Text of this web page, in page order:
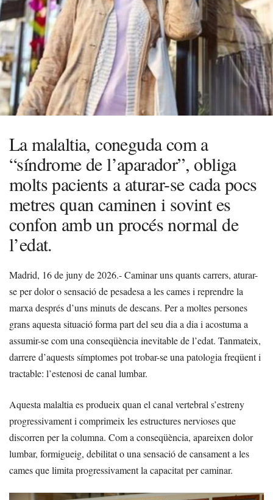
La malaltia, coneguda com a
“síndrome de l’aparador”, obliga
molts pacients a aturar-se cada pocs
metres quan caminen i sovint es
confon amb un procés normal de
l’edat.
Madrid, 16 de juny de 2026.- Caminar uns quants carrers, aturar-
se per dolor o sensació de pesadesa a les cames i reprendre la
marxa després d’uns minuts de descans. Per a moltes persones
grans aquesta situació forma part del seu dia a dia i acostuma a
assumir-se com una conseqüència inevitable de l’edat. Tanmateix,
darrere d’aquests símptomes pot trobar-se una patologia freqüent i
tractable: l’estenosi de canal lumbar.
Aquesta malaltia es produeix quan el canal vertebral s’estreny
progressivament i comprimeix les estructures nervioses que
discorren per la columna. Com a conseqüència, apareixen dolor
lumbar, formigueig, debilitat o una sensació de cansament a les
cames que limita progressivament la capacitat per caminar.